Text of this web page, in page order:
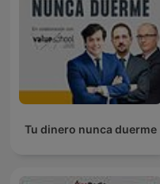
Tu dinero nunca duerme